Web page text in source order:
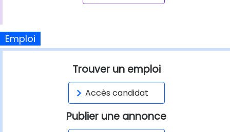
Emploi
Trouver un emploi
Accès candidat
Publier une annonce